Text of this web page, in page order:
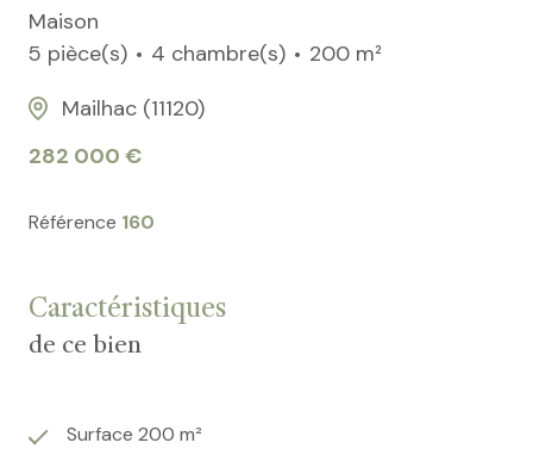
Maison
5 pièce(s)
4 chambre(s)
200 m²
Mailhac (11120)
282 000 €
Référence 160
Caractéristiques
de ce bien
Surface 200 m²